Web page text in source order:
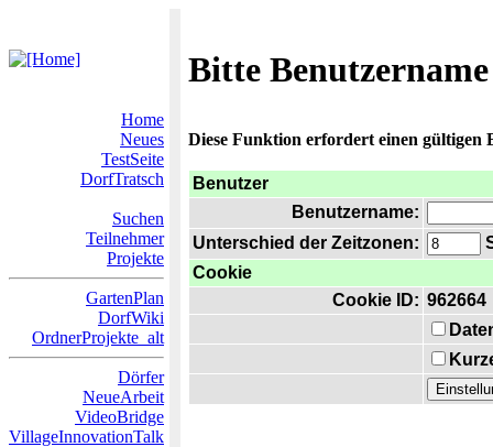
Bitte
Home
Neues
TestSeite
DorfTratsch
Suchen
Teilnehmer
Projekte
GartenPlan
DorfWiki
OrdnerProjekte_alt
Dörfer
NeueArbeit
VideoBridge
VillageInnovationTalk
Diese Funktion erfordert einen gültigen
Benutzer
Benutzername:
Unterschied der Zeitzonen:
Cookie
Cookie ID: 962664